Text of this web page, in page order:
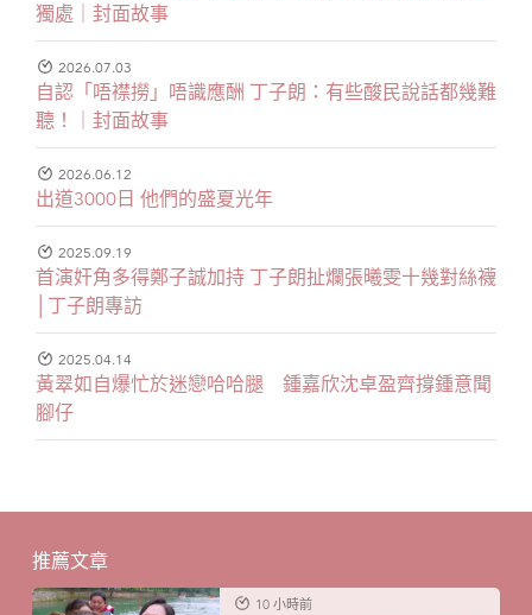
獨處｜封面故事
2026.07.03
自認「唔襟撈」唔識應酬 丁子朗：有些酸民說話都幾難
聽！｜封面故事
2026.06.12
出道3000日 他們的盛夏光年
2025.09.19
首演奸角多得鄭子誠加持 丁子朗扯爛張曦雯十幾對絲襪
│丁子朗專訪
2025.04.14
黃翠如自爆忙於迷戀哈哈腿 鍾嘉欣沈卓盈齊撐鍾意聞
腳仔
推薦文章
10 小時前